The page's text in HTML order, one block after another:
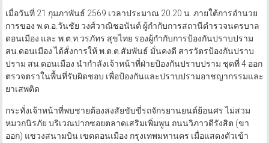
เมื่อวันที่ 21 กุมภาพันธ์ 2569 เวลาประมาณ 20.20 น. ภายใต้การอำนวย
การของ พ.ต.อ.วันชัย วงศ์วาณิชอนันต์ ผู้กำกับการสถานีตำรวจนครบาล
ดอนเมือง และ พ.ต.ท.วรภัทร สุขไทย รองผู้กำกับการป้องกันปราบปราม
สน.ดอนเมือง ได้สั่งการให้ พ.ต.ต.สัมพันธ์ มั่นคงดี สารวัตรป้องกันปราบ
ปราม สน.ดอนเมือง นำกำลังเจ้าหน้าที่ฝ่ายป้องกันปราบปราม ชุดที่ 4 ออก
ตรวจตราในพื้นที่รับผิดชอบ เพื่อป้องกันและปราบปรามอาชญากรรมและ
ยาเสพติด
กระทั่งเจ้าหน้าที่พบชายต้องสงสัยขับขี่รถจักรยานยนต์ย้อนศร ไม่สวม
หมวกนิรภัย บริเวณปากซอยตลาดเสริมเพิ่มพูน ถนนวิภาวดีรังสิต (ขา
ออก) แขวงสนามบิน เขตดอนเมือง กรุงเทพมหานคร เมื่อแสดงตัวเข้า